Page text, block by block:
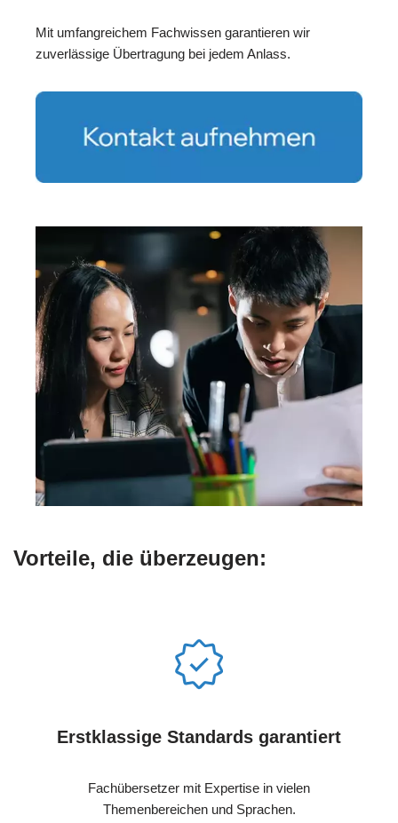
Mit umfangreichem Fachwissen garantieren wir
zuverlässige Übertragung bei jedem Anlass.
Vorteile, die überzeugen:
Erstklassige Standards garantiert
Fachübersetzer mit Expertise in vielen
Themenbereichen und Sprachen.